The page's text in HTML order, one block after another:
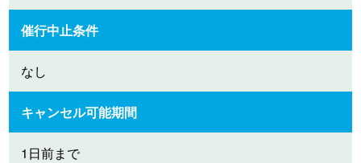
催行中止条件
なし
キャンセル可能期間
1日前まで